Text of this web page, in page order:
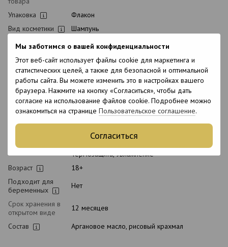
Мы заботимся о вашей конфиденциальности
Этот веб-сайт использует файлы cookie для маркетинга и
статистических целей, а также для безопасной и оптимальной
работы сайта. Вы можете изменить это в настройках вашего
браузера. Нажмите на кнопку «Согласиться», чтобы дать
согласие на использование файлов cookie. Подробнее можно
ознакомиться на странице Пользовательское соглашение.
Согласиться
Упаковка
Флакон
Вид косметики
Шампунь
Классификация
косметики
Профессиональная
Тип домашнего
ухода
Ежедневный
Время
применения
Универсальный
Тип волос
Все типы волос, Кудрявые
Тип кожи
Назначение
Термозащита, Увлажнение
Возраст
18+
Подходит для
беременных
Нет
Срок хранения в
открытом виде
12 месяцев
Состав
Аргановое масло, рисовый крахмал